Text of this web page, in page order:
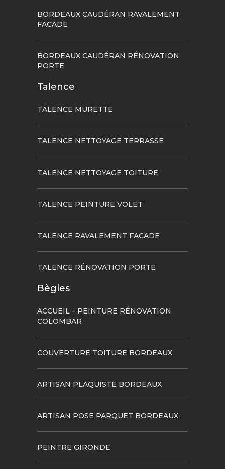
BORDEAUX CAUDÉRAN RAVALEMENT
FACADE
BORDEAUX CAUDÉRAN RÉNOVATION
PORTE
Talence
TALENCE MURETTE
TALENCE NETTOYAGE TERRASSE
TALENCE NETTOYAGE TOITURE
TALENCE PEINTURE VOLET
TALENCE RAVALEMENT FACADE
TALENCE RÉNOVATION PORTE
Bègles
ACCUEIL – PEINTURE RÉNOVATION
COLOMBAR
COUVERTURE TOITURE BORDEAUX
ARTISAN PLAQUISTE BORDEAUX
ARTISAN POSE PARQUET BORDEAUX
PEINTRE GIRONDE